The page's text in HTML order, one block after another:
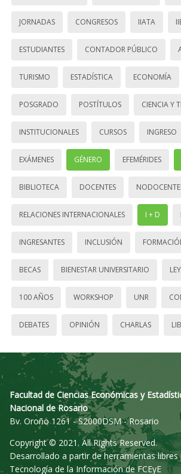
JORNADAS CONGRESOS IIATA
ESTUDIANTES CONTADOR PÚBLICO
TURISMO ESTADÍSTICA ECONOMÍA
POSGRADO POSTÍTULOS CIENCIA Y
INSTITUCIONALES CURSOS INGRESO
EXÁMENES GÉNERO EFEMÉRIDES
BIBLIOTECA DOCENTES
RELACIONES INTERNACIONALES I + D
INGRESANTES INCLUSIÓN
BECAS BIENESTAR UNIVERSITARIO
100 AÑOS WORKSHOP UNR
DEBATES OPINIÓN CHARLAS
Facultad de Ciencias Económicas y
Nacional de Rosario
Bv. Oroño 1261 - S2000DSM - Rosario
Copyright © 2021. All Rights Reserved.
Desarrollado a partir de herramientas
Tecnología de la Información de FCEyE